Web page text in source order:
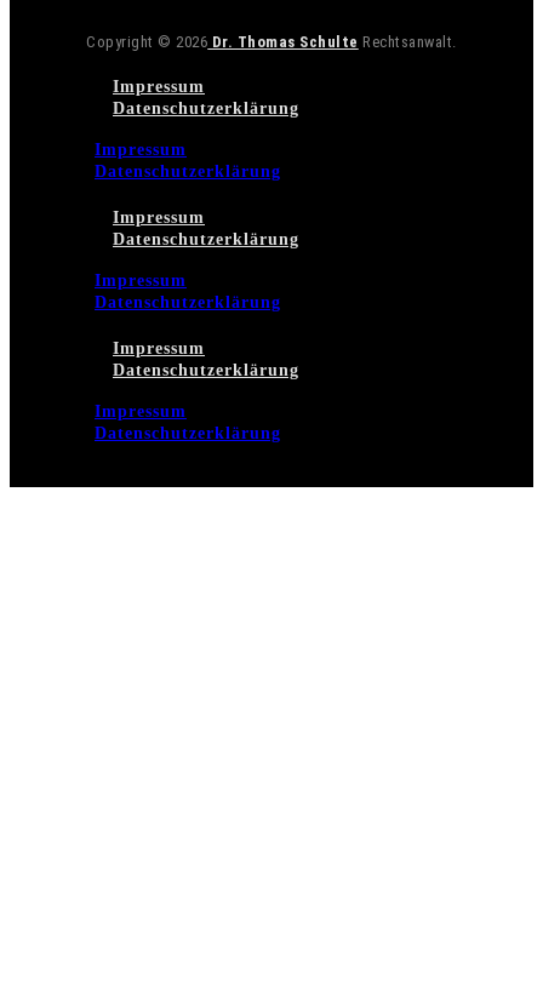
Copyright © 2026 Dr. Thomas Schulte Rechtsanwalt.
Impressum
Datenschutzerklärung
Impressum
Datenschutzerklärung
Impressum
Datenschutzerklärung
Impressum
Datenschutzerklärung
Impressum
Datenschutzerklärung
Impressum
Datenschutzerklärung